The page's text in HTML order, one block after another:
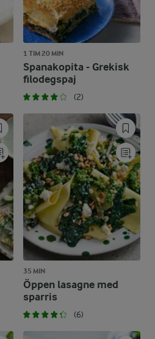
1 TIM 20 MIN
Spanakopita - Grekisk
filodegspaj
(2)
35 MIN
Öppen lasagne med
sparris
(6)